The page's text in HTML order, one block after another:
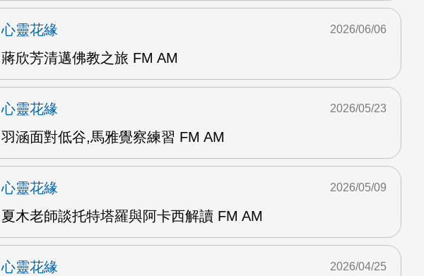
心靈花緣
蔣欣芳清邁佛教之旅 FM AM
2026/06/06
心靈花緣
羽涵面對低谷,馬雅覺察練習 FM AM
2026/05/23
心靈花緣
夏木老師談托特塔羅與阿卡西解讀 FM AM
2026/05/09
心靈花緣
2026/04/25